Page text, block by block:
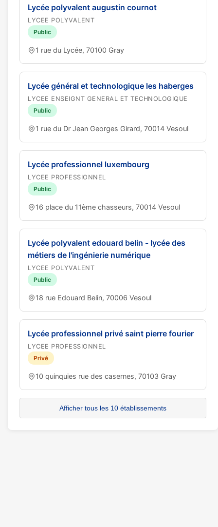
Lycée polyvalent augustin cournot
LYCEE POLYVALENT
Public
1 rue du Lycée, 70100 Gray
Lycée général et technologique les haberges
LYCEE ENSEIGNT GENERAL ET TECHNOLOGIQUE
Public
1 rue du Dr Jean Georges Girard, 70014 Vesoul
Lycée professionnel luxembourg
LYCEE PROFESSIONNEL
Public
16 place du 11ème chasseurs, 70014 Vesoul
Lycée polyvalent edouard belin - lycée des
métiers de l'ingénierie numérique
LYCEE POLYVALENT
Public
18 rue Edouard Belin, 70006 Vesoul
Lycée professionnel privé saint pierre fourier
LYCEE PROFESSIONNEL
Privé
10 quinquies rue des casernes, 70103 Gray
Afficher tous les 10 établissements